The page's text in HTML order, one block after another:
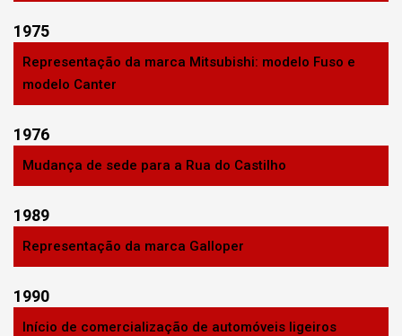
1975
Representação da marca Mitsubishi: modelo Fuso e
modelo Canter
1976
Mudança de sede para a Rua do Castilho
1989
Representação da marca Galloper
1990
Início de comercialização de automóveis ligeiros